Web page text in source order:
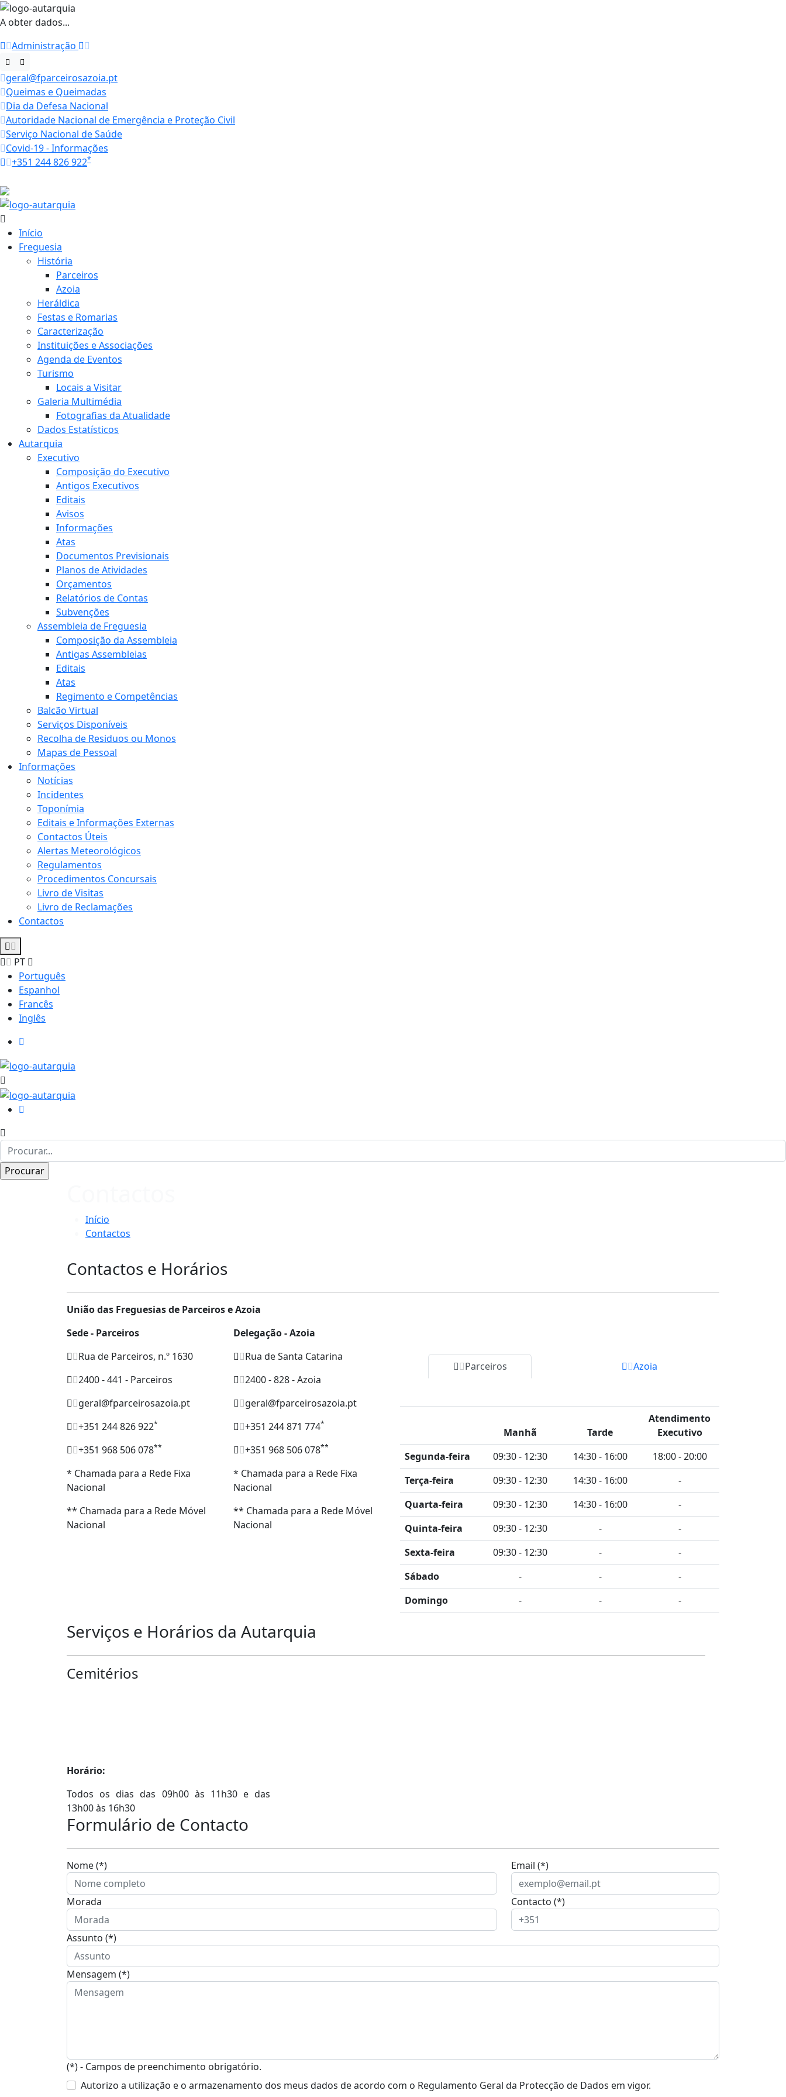
A obter dados...
Administração
geral@fparceirosazoia.pt
Queimas e Queimadas
Dia da Defesa Nacional
Autoridade Nacional de Emergência e Proteção Civil
Serviço Nacional de Saúde
Covid-19 - Informações
+351 244 826 922*
Início
Freguesia
História
Parceiros
Azoia
Heráldica
Festas e Romarias
Caracterização
Instituições e Associações
Agenda de Eventos
Turismo
Locais a Visitar
Galeria Multimédia
Fotografias da Atualidade
Dados Estatísticos
Autarquia
Executivo
Composição do Executivo
Antigos Executivos
Editais
Avisos
Informações
Atas
Documentos Previsionais
Planos de Atividades
Orçamentos
Relatórios de Contas
Subvenções
Assembleia de Freguesia
Composição da Assembleia
Antigas Assembleias
Editais
Atas
Regimento e Competências
Balcão Virtual
Serviços Disponíveis
Recolha de Residuos ou Monos
Mapas de Pessoal
Informações
Notícias
Incidentes
Toponímia
Editais e Informações Externas
Contactos Úteis
Alertas Meteorológicos
Regulamentos
Procedimentos Concursais
Livro de Visitas
Livro de Reclamações
Contactos
PT
Português
Espanhol
Francês
Inglês
Início
Contactos
Contactos e Horários
União das Freguesias de Parceiros e Azoia
Sede - Parceiros
Rua de Parceiros, n.º 1630
2400 - 441 - Parceiros
geral@fparceirosazoia.pt
+351 244 826 922*
+351 968 506 078**
* Chamada para a Rede Fixa
Nacional
** Chamada para a Rede Móvel
Nacional
Delegação - Azoia
Rua de Santa Catarina
2400 - 828 - Azoia
geral@fparceirosazoia.pt
+351 244 871 774*
+351 968 506 078**
* Chamada para a Rede Fixa
Nacional
** Chamada para a Rede Móvel
Nacional
Parceiros Azoia
Manhã Tarde
Atendimento
Executivo
Segunda-feira
09:30 - 12:30 14:30 - 16:00
18:00 - 20:00
Terça-feira
09:30 - 12:30 14:30 - 16:00
-
Quarta-feira
09:30 - 12:30 14:30 - 16:00
-
Quinta-feira
09:30 - 12:30 -
-
Sexta-feira
09:30 - 12:30 -
-
Sábado
- -
-
Domingo
- - -
Serviços e Horários da Autarquia
Cemitérios
Horário:
Todos os dias das 09h00 às 11h30 e das
13h00 às 16h30
Formulário de Contacto
Nome (*) Email (*)
Morada Contacto (*)
Assunto (*)
Mensagem (*)
(*) - Campos de preenchimento obrigatório.
Autorizo a utilização e o armazenamento dos meus dados de acordo com o Regulamento Geral da Protecção de Dados em vigor.